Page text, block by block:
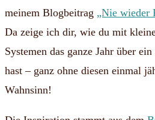
meinem Blogbeitrag „Nie wieder
Da zeige ich dir, wie du mit
Systemen das ganze Jahr über
hast – ganz ohne diesen einmal
Wahnsinn!